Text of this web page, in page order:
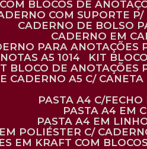
COM BLOCOS DE
COM SUPORTE
CADERNO DE BOLSO
CADERNO EM
PARA
A5 1014
KIT
BLOCO DE ANOTAÇÕES
CADERNO A5 C/
PASTA A4 C/
PASTA A4 EM
PASTA A4 EM
EM POLIÉSTER C/
EM KRAFT COM